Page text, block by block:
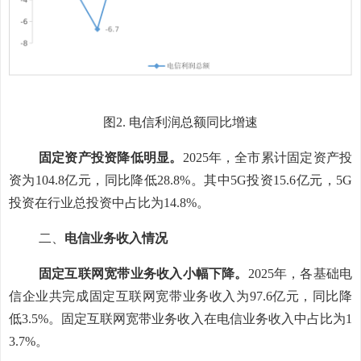
图 2. 电信利润总额同比增速
固定资产投资降低明显。 2025年 ，全市累计固定资产投
资为104.8亿元，同比降低28.8%。其中5G投资15.6亿元， 5G
投资在行业总投资中占比为14.8%。
二、 电信业务收入情况
固定互联网宽带业务收入小幅下降。 2025年，各基础电
信企业共完成固定互联网宽带业务收入为97.6亿元，同比降
低3.5%。固定互联网宽带业务收入在电信业务收入中占比为1
3.7%。